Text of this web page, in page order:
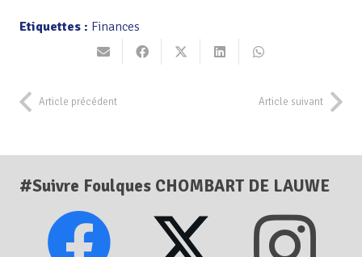
Etiquettes : Finances
Article précédent Article suivant
#Suivre Foulques CHOMBART DE LAUWE